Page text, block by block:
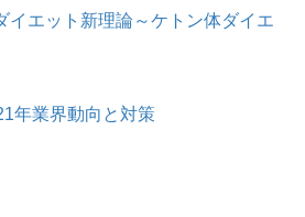
イエット新理論～ケトン体ダイエ
年業界動向と対策